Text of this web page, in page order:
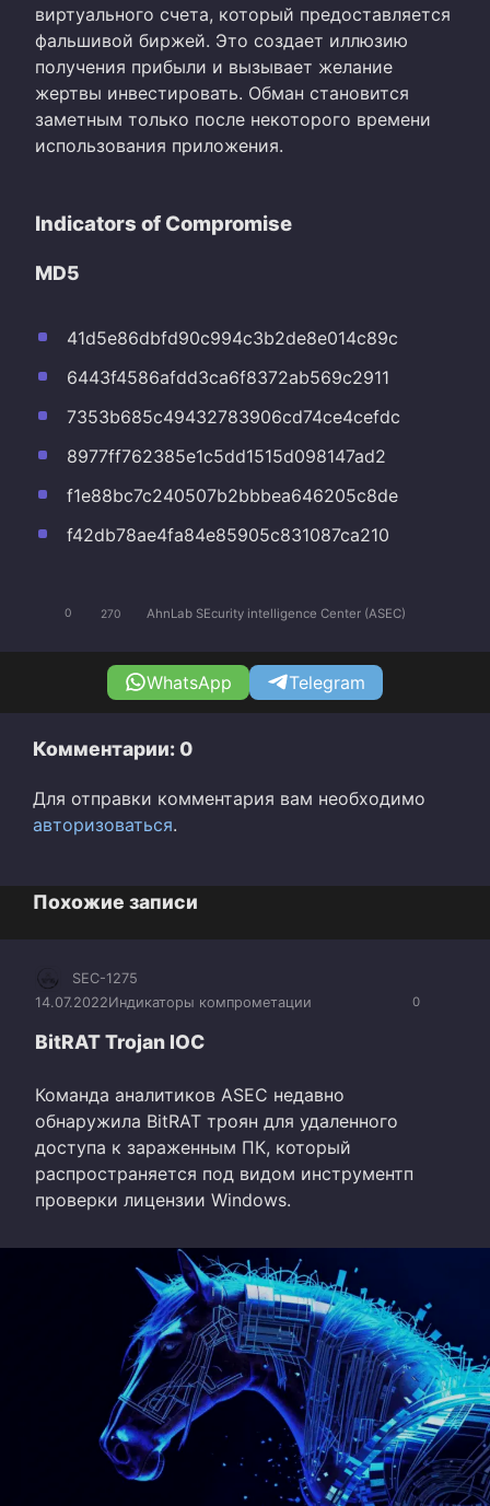
виртуального счета, который предоставляется
фальшивой биржей. Это создает иллюзию
получения прибыли и вызывает желание
жертвы инвестировать. Обман становится
заметным только после некоторого времени
использования приложения.
Indicators of Compromise
MD5
41d5e86dbfd90c994c3b2de8e014c89c
6443f4586afdd3ca6f8372ab569c2911
7353b685c49432783906cd74ce4cefdc
8977ff762385e1c5dd1515d098147ad2
f1e88bc7c240507b2bbbea646205c8de
f42db78ae4fa84e85905c831087ca210
0 270 AhnLab SEcurity intelligence Center (ASEC)
WhatsApp Telegram
Комментарии: 0
Для отправки комментария вам необходимо
авторизоваться.
Похожие записи
0
SEC-1275
14.07.2022Индикаторы компрометации
BitRAT Trojan IOC
Команда аналитиков ASEC недавно
обнаружила BitRAT троян для удаленного
доступа к зараженным ПК, который
распространяется под видом инструментп
проверки лицензии Windows.